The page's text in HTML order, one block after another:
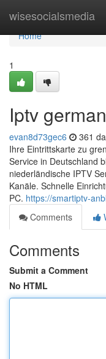
wisesocialsmedia
Home
Home
1
Iptv
evan8d73gec6 361
Ihre Eintrittskarte zu
Service in Deutschland
niederländische IPTV
Kanäle. Schnelle
PC. https://smartiptv-
Comments
Comments
Submit a Comment
No HTML